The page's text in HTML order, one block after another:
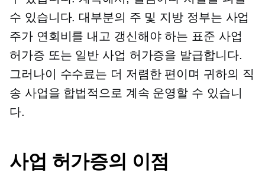
수 있습니다. 대부분의 주 및 지방 정부는 사업
주가 연회비를 내고 갱신해야 하는 표준 사업
허가증 또는 일반 사업 허가증을 발급합니다.
그러나이 수수료는 더 저렴한 편이며 귀하의 직
송 사업을 합법적으로 계속 운영할 수 있습니
다.
사업 허가증의 이점